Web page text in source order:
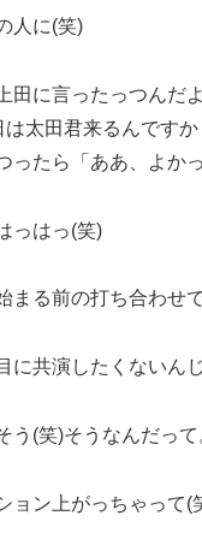
人に(笑)
田に言ったっつんだ
太田君来るんですか
ったら「ああ、よか
っはっ(笑)
まる前の打ち合わせ
に共演したくないん
う(笑)そうなんだっ
ョン上がっちゃって(